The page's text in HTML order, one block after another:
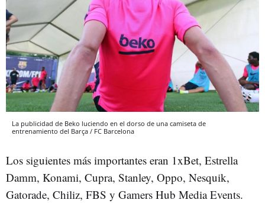
La publicidad de Beko luciendo en el dorso de una camiseta de
entrenamiento del Barça / FC Barcelona
Los siguientes más importantes eran 1xBet, Estrella
Damm, Konami, Cupra, Stanley, Oppo, Nesquik,
Gatorade, Chiliz, FBS y Gamers Hub Media Events.